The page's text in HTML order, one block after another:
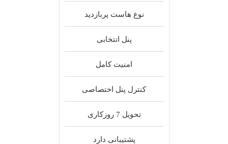
نوع هاست پربازدید
پنل انتخابی
امنیت کامل
کنترل پنل اختصاصی
تحویل
پشتیبانی دارد